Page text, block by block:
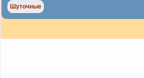
Шуточные